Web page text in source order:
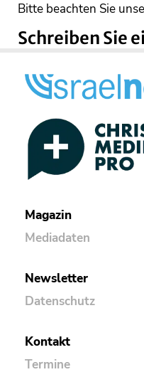
Bitte beachten Sie
Schreiben Sie
Magazin
Mediadaten
Newsletter
Datenschutz
Kontakt
Termine